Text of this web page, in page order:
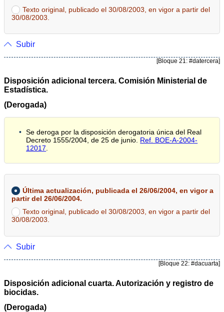
Texto original, publicado el 30/08/2003, en vigor a partir del
30/08/2003.
Subir
[Bloque 21: #datercera]
Disposición adicional tercera. Comisión Ministerial de
Estadística.
(Derogada)
Se deroga por la disposición derogatoria única del Real
Decreto 1555/2004, de 25 de junio. Ref. BOE-A-2004-
12017
Última actualización, publicada el 26/06/2004, en vigor a
partir del 26/06/2004.
Texto original, publicado el 30/08/2003, en vigor a partir del
30/08/2003.
Subir
[Bloque 22: #dacuarta]
Disposición adicional cuarta. Autorización y registro de
biocidas.
(Derogada)